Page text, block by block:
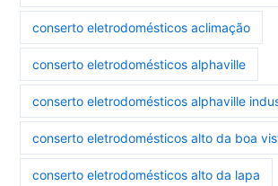
conserto eletrodomésticos aclimação
conserto eletrodomésticos alphaville
conserto eletrodomésticos alphaville
conserto eletrodomésticos alto da boa
conserto eletrodomésticos alto da lapa